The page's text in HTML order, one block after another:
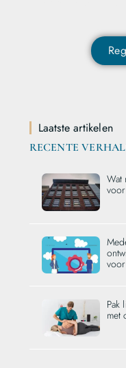
Laatste artikelen
RECENTE
Wat
Pak
met